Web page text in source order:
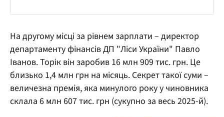
На другому місці за рівнем зарплати – директор
департаменту фінансів ДП "Ліси України" Павло
Іванов. Торік він заробив 16 млн 909 тис. грн. Це
близько 1,4 млн грн на місяць. Секрет такої суми –
величезна премія, яка минулого року у чиновника
склала 6 млн 607 тис. грн (сукупно за весь 2025-й).